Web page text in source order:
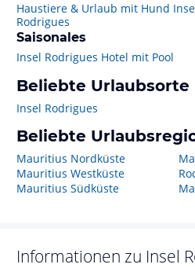
Haustiere & Urlaub mit Hund
Rodrigues
Saisonales
Insel Rodrigues Hotel mit Pool
Beliebte Urlaubsorte
Insel Rodrigues
Beliebte
Mauritius Nordküste
Mauritius Westküste
Mauritius Südküste
Informationen zu Insel